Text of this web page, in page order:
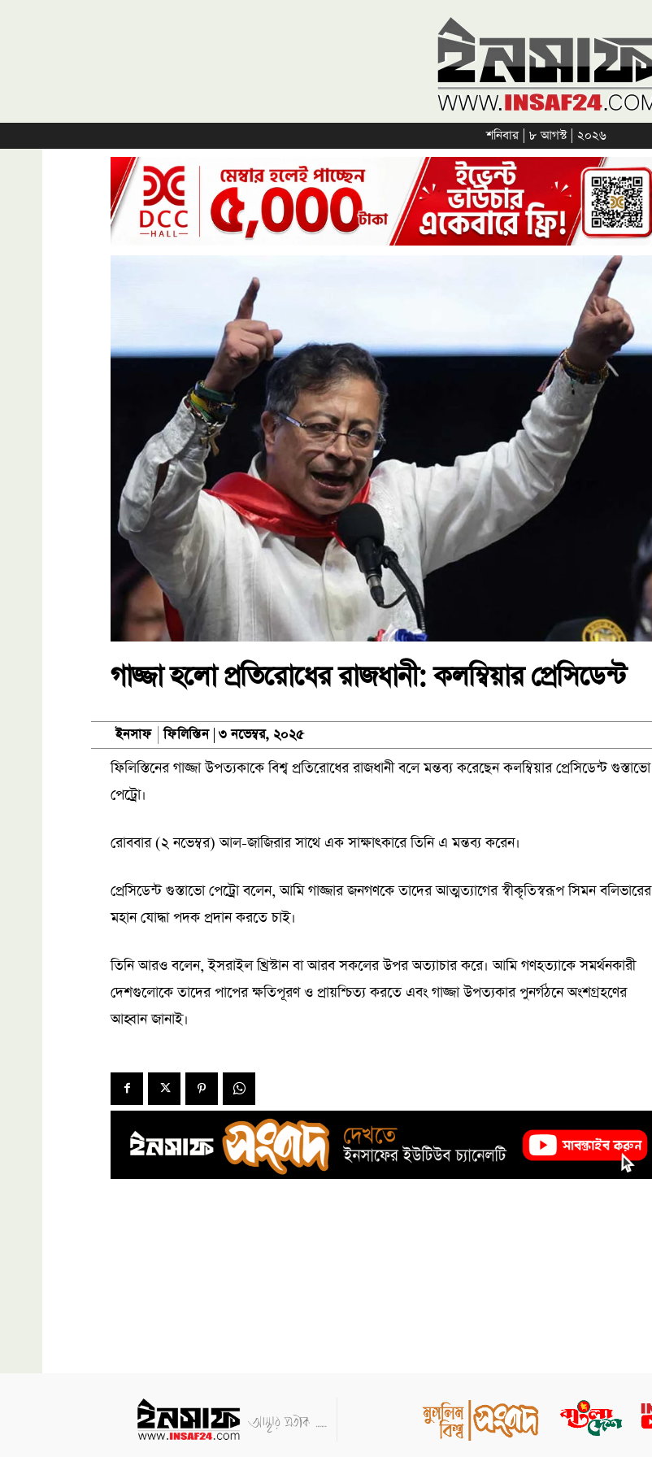
শনিবার | ৮ আগস্ট | ২০২৬
গাজ্জা হলো প্রতিরোধের রাজধানী: কলম্বিয়ার প্রেসিডেন্ট
ইনসাফ ফিলিস্তিন ৩ নভেম্বর, ২০২৫
ফিলিস্তিনের গাজ্জা উপত্যকাকে বিশ্ব প্রতিরোধের রাজধানী বলে মন্তব্য করেছেন কলম্বিয়ার প্রেসিডেন্ট গুস্তাভো
পেট্রো।
রোববার (২ নভেম্বর) আল-জাজিরার সাথে এক সাক্ষাৎকারে তিনি এ মন্তব্য করেন।
প্রেসিডেন্ট গুস্তাভো পেট্রো বলেন, আমি গাজ্জার জনগণকে তাদের আত্মত্যাগের স্বীকৃতিস্বরূপ সিমন বলিভারের
মহান যোদ্ধা পদক প্রদান করতে চাই।
তিনি আরও বলেন, ইসরাইল খ্রিস্টান বা আরব সকলের উপর অত্যাচার করে। আমি গণহত্যাকে সমর্থনকারী
দেশগুলোকে তাদের পাপের ক্ষতিপূরণ ও প্রায়শ্চিত্য করতে এবং গাজ্জা উপত্যকার পুনর্গঠনে অংশগ্রহণের
আহ্বান জানাই।